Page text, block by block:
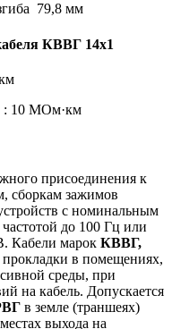
79,8 мм
КВВГ 14х1
: 10 МОм·км
присоединения к
сборкам зажимов
с номинальным
до 100 Гц или
Кабели марок КВВГ,
прокладки в помещениях,
среды, при
на кабель. Допускается
в земле (траншеях)
выхода на